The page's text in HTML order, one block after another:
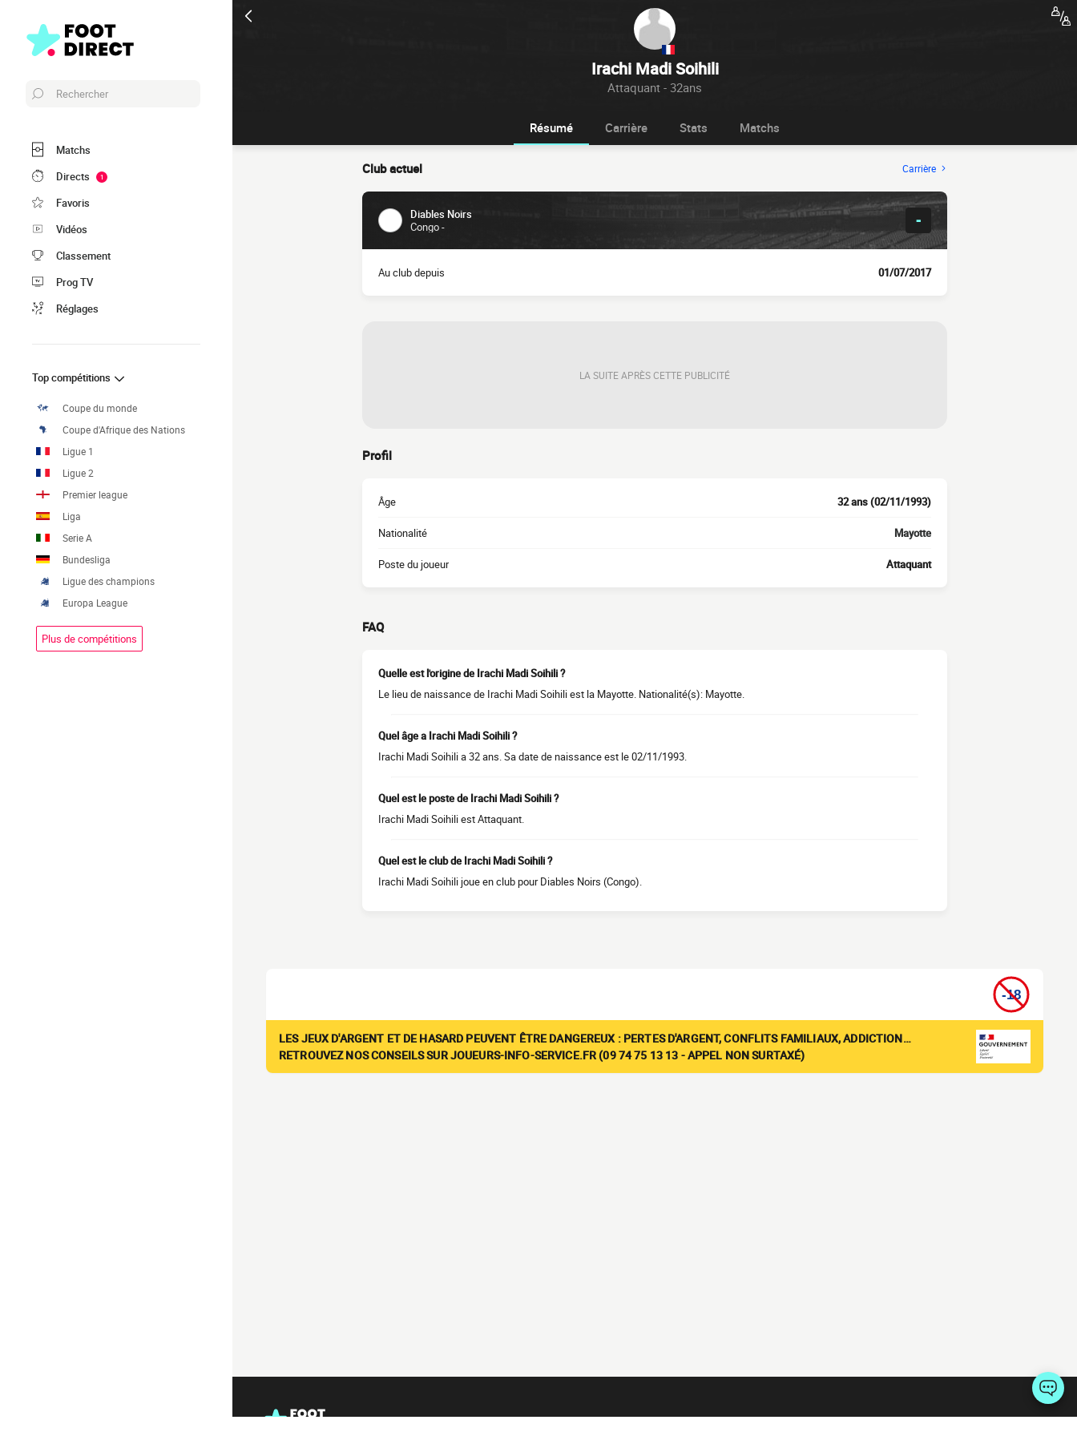
Irachi Madi Soihili
Attaquant - 32ans
Rechercher
Matchs
Directs
1
Favoris
Vidéos
Classement
Prog TV
Réglages
Top compétitions
Coupe du monde
Coupe d'Afrique des Nations
Ligue 1
Ligue 2
Premier league
Liga
Serie A
Bundesliga
Ligue des champions
Europa League
Plus de compétitions
Résumé Carrière Stats Matchs
Club actuel Carrière
Diables Noirs
Congo -
-
Au club depuis 01/07/2017
LA SUITE APRÈS CETTE PUBLICITÉ
Profil
Âge 32 ans (02/11/1993)
Nationalité Mayotte
Poste du joueur Attaquant
FAQ
Quelle est l'origine de Irachi Madi Soihili ?
Le lieu de naissance de Irachi Madi Soihili est la Mayotte. Nationalité(s): Mayotte.
Quel âge a Irachi Madi Soihili ?
Irachi Madi Soihili a 32 ans. Sa date de naissance est le 02/11/1993.
Quel est le poste de Irachi Madi Soihili ?
Irachi Madi Soihili est Attaquant.
Quel est le club de Irachi Madi Soihili ?
Irachi Madi Soihili joue en club pour Diables Noirs (Congo).
LES JEUX D'ARGENT ET DE HASARD PEUVENT ÊTRE DANGEREUX : PERTES D'ARGENT, CONFLITS FAMILIAUX, ADDICTION…
RETROUVEZ NOS CONSEILS SUR JOUEURS-INFO-SERVICE.FR (09 74 75 13 13 - APPEL NON SURTAXÉ)